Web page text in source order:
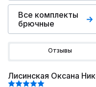
Все комплекты
брючные
Отзывы
Лисинская Оксана